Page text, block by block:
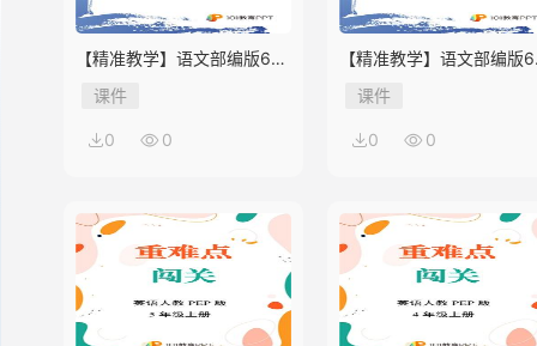
【精准教学】语文部编版6年
级上册第2单元★★★★题库
课件
0 0
【精准教学】语文部编版
级上册第1单元★★★题库
课件
0 0